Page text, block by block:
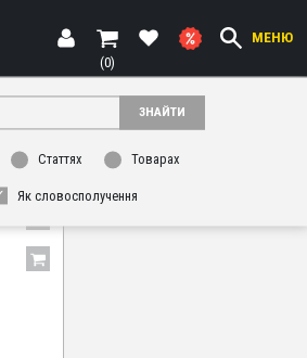
МЕНЮ
(0)
ЗНАЙТИ
Статтях Товарах
Як словосполучення
ФИЛЬТР